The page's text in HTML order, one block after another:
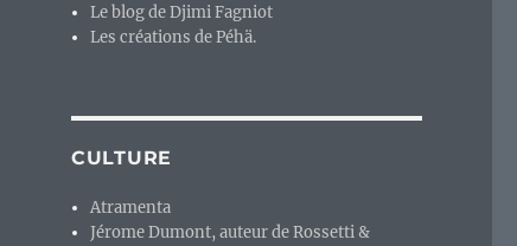
Le blog de Djimi Fagniot
Les créations de Péhä.
CULTURE
Atramenta
Jérome Dumont, auteur de Rossetti &